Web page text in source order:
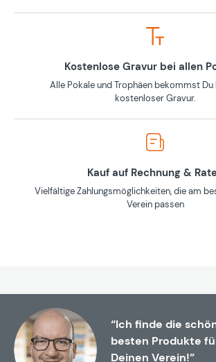
Kostenlose Gravur bei allen
Alle Pokale und Trophäen bekommst
kostenloser Gravur.
Kauf auf Rechnung &
Vielfältige Zahlungsmöglichkeiten, die am
Verein passen
“Ich finde die
besten Produkte
Deinen Verein!”